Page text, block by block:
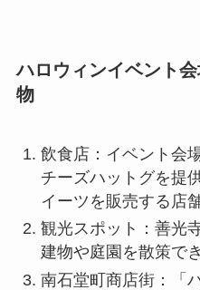
ハロウィンイベント
物
飲食店：イベント会
チーズハットグを提
イーツを販売する店
観光スポット：善光
建物や庭園を散策で
南石堂町商店街：「